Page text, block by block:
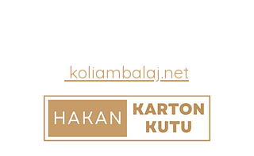
koliambalaj.net